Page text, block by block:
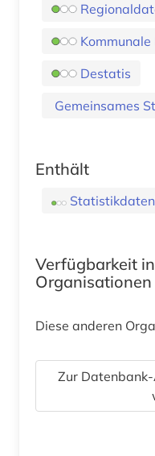
Destatis
Gemeinsames
Enthält
Verfügbarkeit
Organisationen
Diese anderen
Zur